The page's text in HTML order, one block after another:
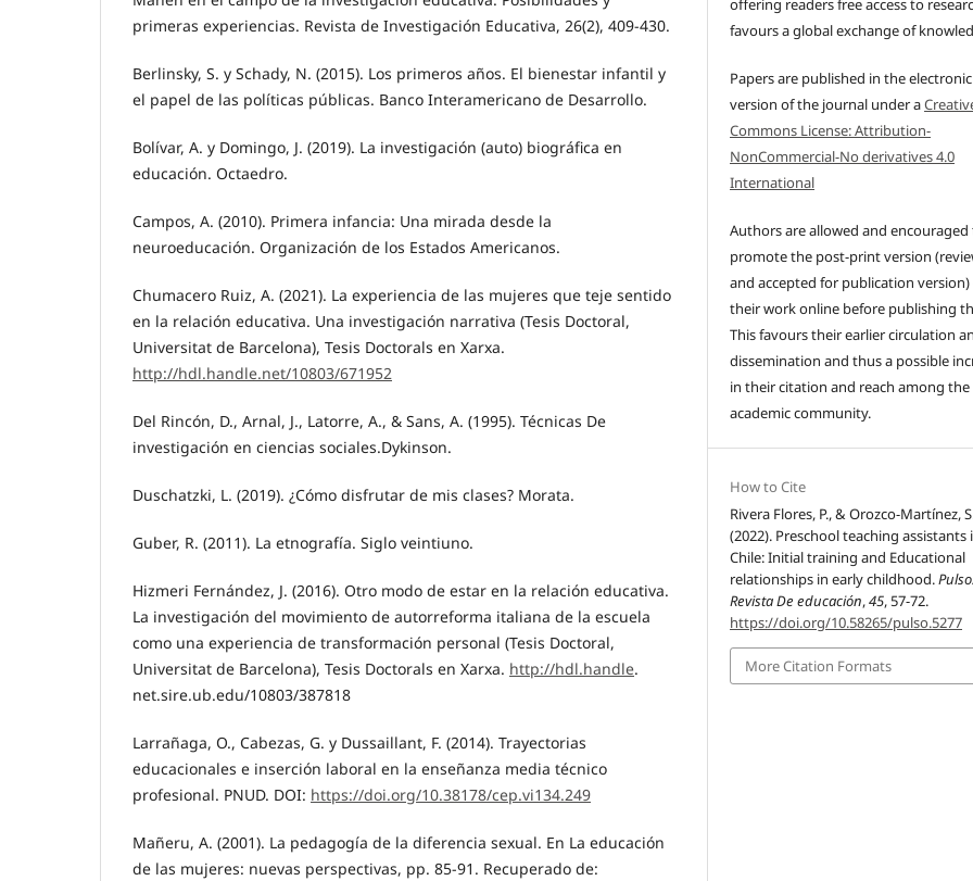
primeras experiencias. Revista de Investigación Educativa, 26(2), 409-430.
Berlinsky, S. y Schady, N. (2015). Los primeros años. El bienestar infantil y
el papel de las políticas públicas. Banco Interamericano de Desarrollo.
Bolívar, A. y Domingo, J. (2019). La investigación (auto) biográfica en
educación. Octaedro.
Campos, A. (2010). Primera infancia: Una mirada desde la
neuroeducación. Organización de los Estados Americanos.
Chumacero Ruiz, A. (2021). La experiencia de las mujeres que teje sentido
en la relación educativa. Una investigación narrativa (Tesis Doctoral,
Universitat de Barcelona), Tesis Doctorals en Xarxa.
http://hdl.handle.net/10803/671952
Del Rincón, D., Arnal, J., Latorre, A., & Sans, A. (1995). Técnicas De
investigación en ciencias sociales.Dykinson.
Duschatzki, L. (2019). ¿Cómo disfrutar de mis clases? Morata.
Guber, R. (2011). La etnografía. Siglo veintiuno.
Hizmeri Fernández, J. (2016). Otro modo de estar en la relación educativa.
La investigación del movimiento de autorreforma italiana de la escuela
como una experiencia de transformación personal (Tesis Doctoral,
Universitat de Barcelona), Tesis Doctorals en Xarxa. http://hdl.handle.
net.sire.ub.edu/10803/387818
Larrañaga, O., Cabezas, G. y Dussaillant, F. (2014). Trayectorias
educacionales e inserción laboral en la enseñanza media técnico
profesional. PNUD. DOI: https://doi.org/10.38178/cep.vi134.249
Mañeru, A. (2001). La pedagogía de la diferencia sexual. En La educación
de las mujeres: nuevas perspectivas, pp. 85-91. Recuperado de:
offering readers free access to
favours a global exchange of
Papers are published in the electronic
version of the journal under a
Commons License: Attribution-
NonCommercial-No derivatives 4.0
International
Authors are allowed and encouraged
promote the post-print version
and accepted for publication version)
their work online before publishing
This favours their earlier circulation
dissemination and thus a possible
in their citation and reach among the
academic community.
How to Cite
Rivera Flores, P., & Orozco-Martínez,
(2022). Preschool teaching assistants
Chile: Initial training and Educational
relationships in early childhood.Pulso.
Revista De educación,45, 57-72.
https://doi.org/10.58265/pulso.5277
More Citation Formats